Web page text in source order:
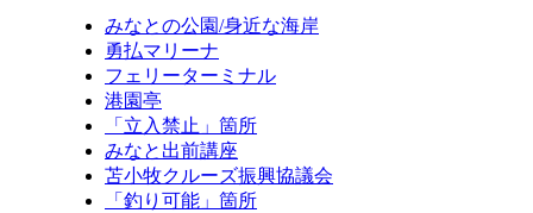
みなとの公園/身近な海岸
勇払マリーナ
フェリーターミナル
港園亭
「立入禁止」箇所
みなと出前講座
苫小牧クルーズ振興協議会
「釣り可能」箇所